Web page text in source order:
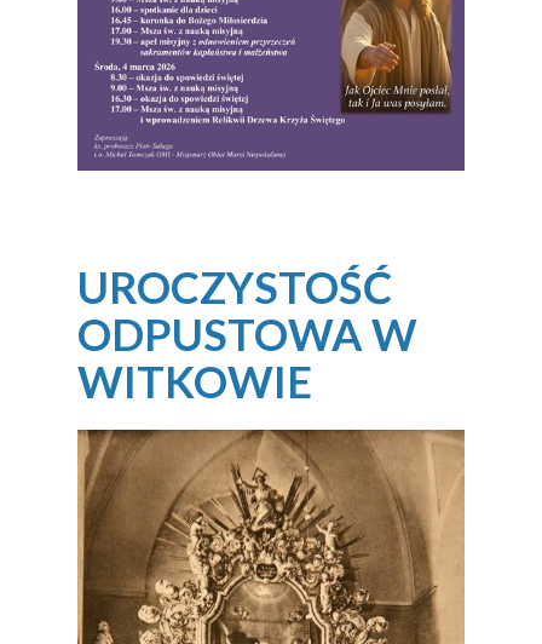
UROCZYSTOŚĆ
ODPUSTOWA W
WITKOWIE